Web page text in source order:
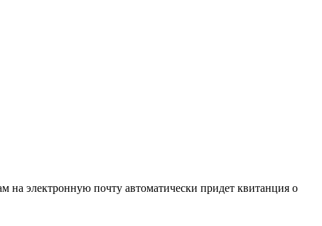
электронную почту автоматически придет квитанция о